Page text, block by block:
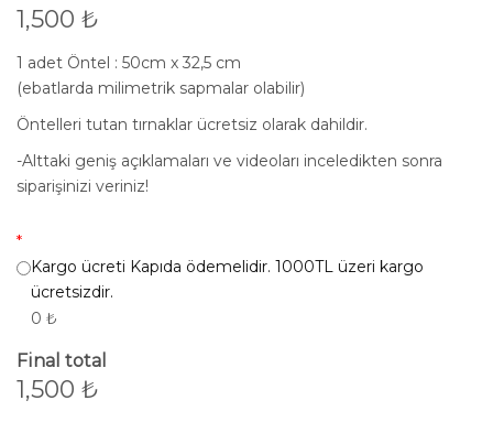
1,500₺
1 adet Öntel : 50cm x 32,5 cm
(ebatlarda milimetrik sapmalar olabilir)
Öntelleri tutan tırnaklar ücretsiz olarak dahildir.
-Alttaki geniş açıklamaları ve videoları inceledikten sonra
siparişinizi veriniz!
*
Kargo ücreti Kapıda ödemelidir. 1000TL üzeri kargo
ücretsizdir.
0 ₺
Final total
1,500 ₺